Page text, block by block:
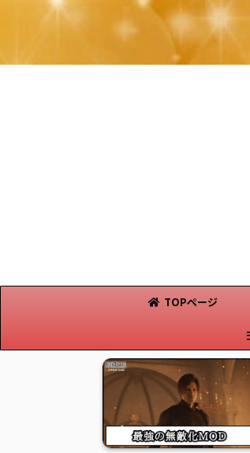
TOPページ